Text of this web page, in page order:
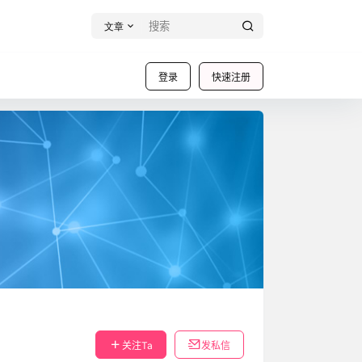
文章
登录 快速注册
关注Ta 发私信